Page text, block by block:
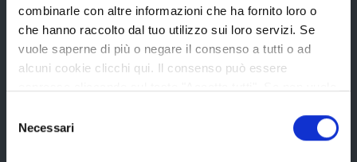
combinarle con altre informazioni che ha fornito loro o
che hanno raccolto dal tuo utilizzo sui loro servizi. Se
vuole saperne di più o negare il consenso a tutti o ad
alcuni cookie clicchi qui. Il consenso può essere
tasto "Rifiuta".
delNecessari
Amministrazione Trasparente
Uffici e orari
Storia della Provincia
Edifici e Parchi